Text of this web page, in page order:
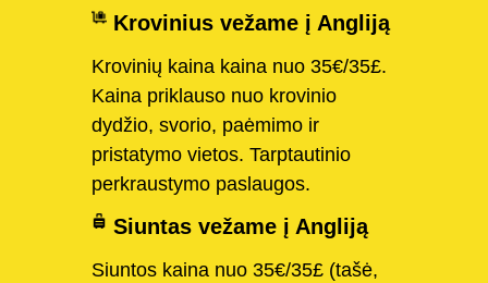
Krovinius vežame į Angliją
Krovinių kaina kaina nuo 35€/35£.
Kaina priklauso nuo krovinio
dydžio, svorio, paėmimo ir
pristatymo vietos. Tarptautinio
perkraustymo paslaugos.
Siuntas vežame į Angliją
Siuntos kaina nuo 35€/35£ (tašė,